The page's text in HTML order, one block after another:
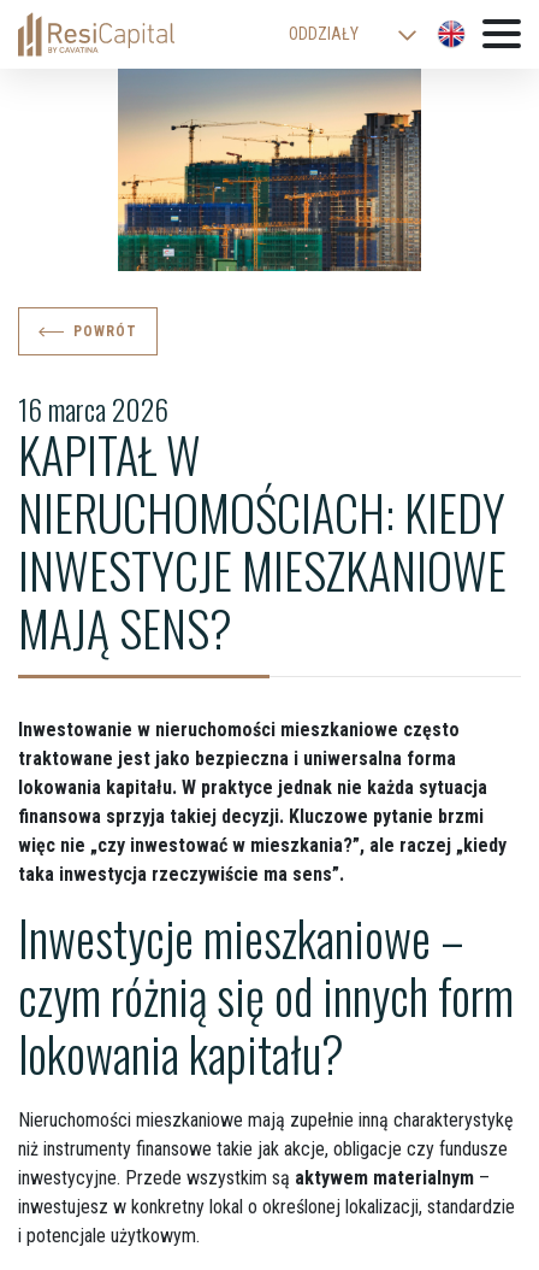
ODDZIAŁY
WARSZAWA
KATOWICE
KRAKÓW
ŁÓDŹ
WROCŁAW
KAPITAŁ W
NIERUCHOMOŚCIACH: KIEDY
INWESTYCJE MIESZKANIOWE
MAJĄ SENS?
16 marca 2026
POWRÓT
Inwestowanie w nieruchomości mieszkaniowe często
traktowane jest jako bezpieczna i uniwersalna forma
lokowania kapitału. W praktyce jednak nie każda sytuacja
finansowa sprzyja takiej decyzji. Kluczowe pytanie brzmi
więc nie „czy inwestować w mieszkania?”, ale raczej „kiedy
taka inwestycja rzeczywiście ma sens”.
Inwestycje mieszkaniowe –
czym różnią się od innych form
lokowania kapitału?
Nieruchomości mieszkaniowe mają zupełnie inną charakterystykę
niż instrumenty finansowe takie jak akcje, obligacje czy fundusze
inwestycyjne. Przede wszystkim są aktywem materialnym –
inwestujesz w konkretny lokal o określonej lokalizacji, standardzie
i potencjale użytkowym.